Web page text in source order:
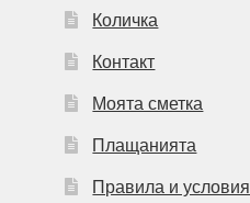
Количка
Контакт
Моята сметка
Плащанията
Правила и условия